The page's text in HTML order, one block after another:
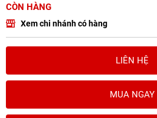
CÒN HÀNG
Xem chi nhánh có hàng
LIÊN HỆ
MUA NGAY